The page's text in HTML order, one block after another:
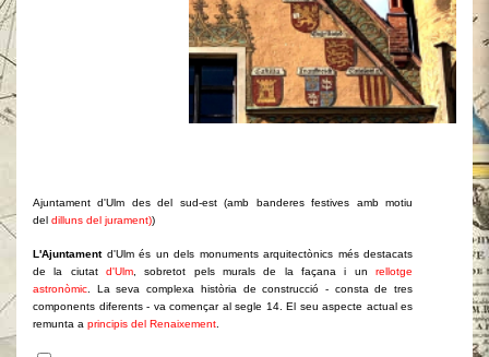
Ajuntament d'Ulm des del sud-est (amb banderes festives amb motiu
del dilluns del jurament))
L'Ajuntamentd'Ulm és un dels monuments arquitectònics més destacats
de la ciutat d'Ulm , sobretot pels murals de la façana i un rellotge
astronòmic . La seva complexa història de construcció - consta de tres
components diferents - va començar al segle 14. El seu aspecte actual es
remunta a principis del Renaixement